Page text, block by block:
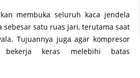
membuka seluruh kaca jendela
sebesar satu ruas jari, terutama saat
Tujuannya juga agar kompresor
keras melebihi batas